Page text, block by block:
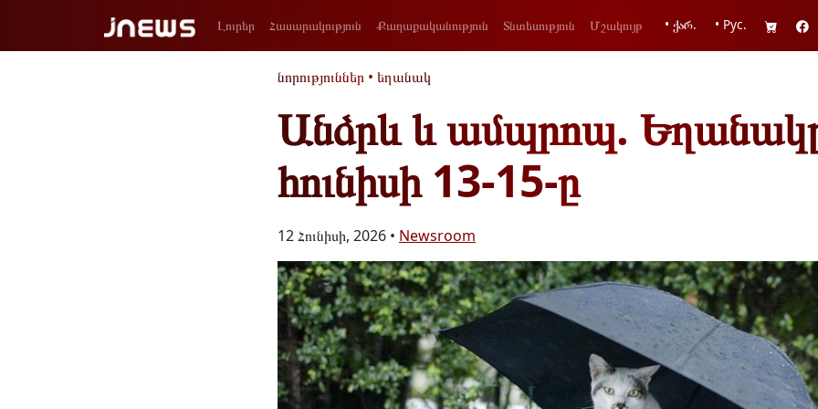
Լուրեր Հասարակություն Քաղաքականություն Տնտեսություն Մշակույթ • ქარ. • Рус.
նորություններ • եղանակ
Անձրև և ամպրոպ.
հունիսի 13-15-ը
12 Հունիսի, 2026 • Newsroom